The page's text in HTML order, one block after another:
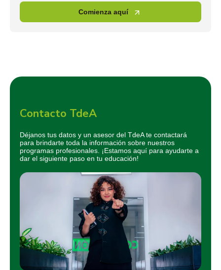
Comienza aquí
Contacto TdeA
Déjanos tus datos y un asesor del TdeA te contactará
para brindarte toda la información sobre nuestros
programas profesionales. ¡Estamos aquí para ayudarte a
dar el siguiente paso en tu educación!